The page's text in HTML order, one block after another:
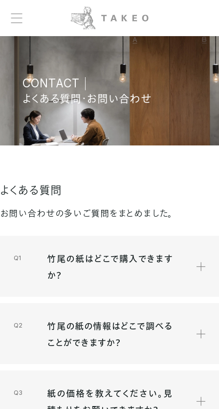
CONTACT
よくある質問・お問い合わせ
よくある質問
お問い合わせの多いご質問をまとめました。
竹尾の紙はどこで購入できます
か？
竹尾の紙の情報はどこで調べる
ことができますか？
紙の価格を教えてください。見